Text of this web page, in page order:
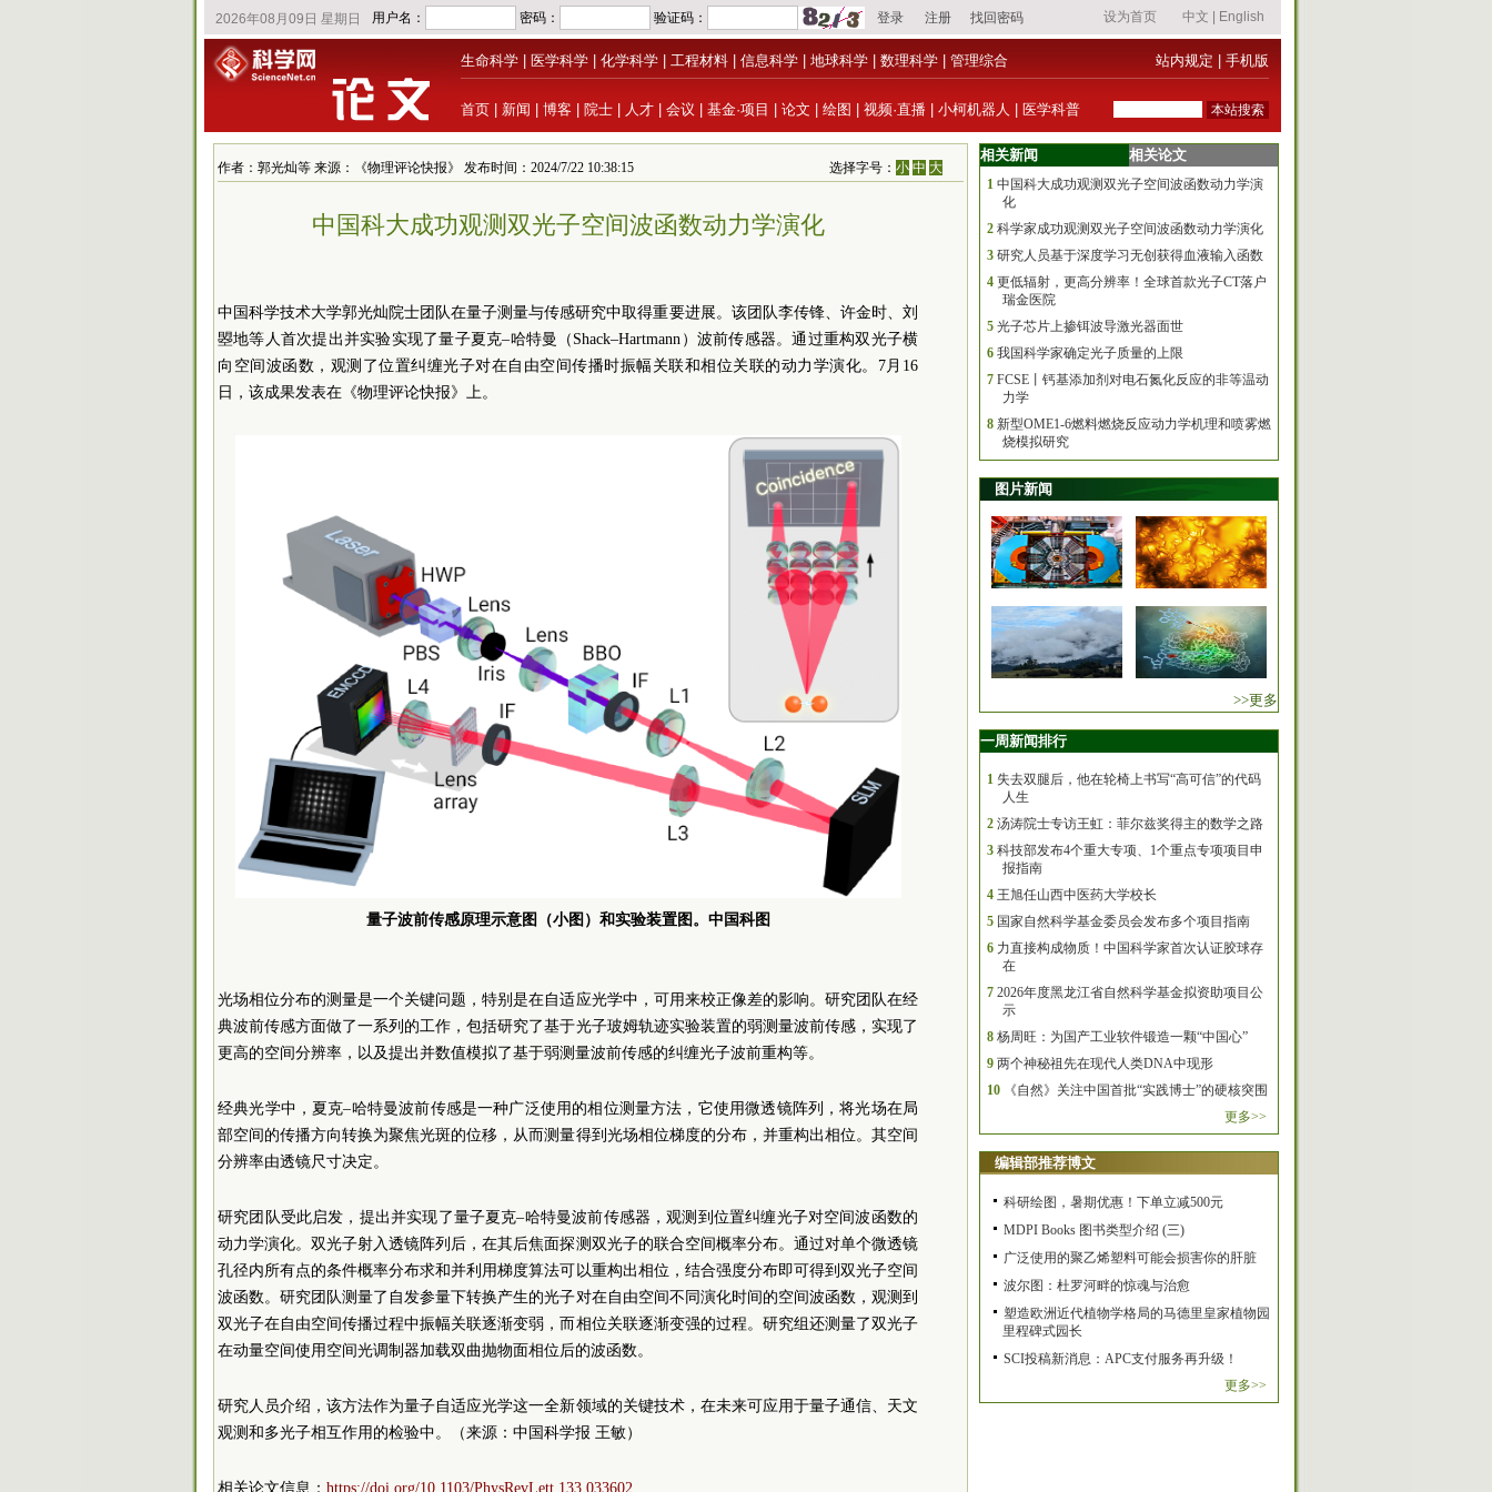
生命科学 医学科学 化学科学 工程材料 信息科学 地球科学 数理科学 管理综合 站内规定 手机版
首页 新闻 博客 院士 人才 会议 基金·项目 论文 绘图 视频·直播 小柯机器人 医学科普
作者：郭光灿等 来源：《物理评论快报》 发布时间：2024/7/22 10:38:15 选择字号：小 中 大
中国科大成功观测双光子空间波函数动力学演化
中国科学技术大学郭光灿 院士团队在量子测量与传感研究中取得重要进展。该团队李传锋、许金时、刘
曌地等人首次提出并实验实现了量子夏克–哈特曼（Shack–Hartmann）波前传感器。通过重构双光子横
向空间波函数，观测了位置纠缠光子对在自由空间传播时振幅关联和相位关联的动力学演化。7月16
日，该成果发表在《物理评论快报》上。
量子波前传感原理示意图（小图）和实验装置图。中国科图
光场相位分布的测量是一个关键问题，特别是在自适应光学中，可用来校正像差的影响。研究团队在经
典波前传感方面做了一系列的工作，包括研究了基于光子玻姆轨迹实验装置的弱测量波前传感，实现了
更高的空间分辨率，以及提出并数值模拟了基于弱测量波前传感的纠缠光子波前重构等。
经典光学中，夏克–哈特曼波前传感是一种广泛使用的相位测量方法，它使用微透镜阵列，将光场在局
部空间的传播方向转换为聚焦光斑的位移，从而测量得到光场相位梯度的分布，并重构出相位。其空间
分辨率由透镜尺寸决定。
研究团队受此启发，提出并实现了量子夏克–哈特曼波前传感器，观测到位置纠缠光子对空间波函数的
动力学演化。双光子射入透镜阵列后，在其后焦面探测双光子的联合空间概率分布。通过对单个微透镜
孔径内所有点的条件概率分布求和并利用梯度算法可以重构出相位，结合强度分布即可得到双光子空间
波函数。研究团队测量了自发参量下转换产生的光子对在自由空间不同演化时间的空间波函数，观测到
双光子在自由空间传播过程中振幅关联逐渐变弱，而相位关联逐渐变强的过程。研究组还测量了双光子
在动量空间使用空间光调制器加载双曲抛物面相位后的波函数。
研究人员介绍，该方法作为量子自适应光学这一全新领域的关键技术，在未来可应用于量子通信、天文
观测和多光子相互作用的检验中。（来源：中国科学报 王敏）
相关论文信息： https://doi.org/10.1103/PhysRevLett.133.033602
相关新闻 相关论文
1 中国科大成功观测双光子空间波函数动力学演
化
2 科学家成功观测双光子空间波函数动力学演化
3 研究人员基于深度学习无创获得血液输入函数
4 更低辐射，更高分辨率！全球首款光子CT落户
瑞金医院
5 光子芯片上掺铒波导激光器面世
6 我国科学家确定光子质量的上限
7 FCSE丨钙基添加剂对电石氮化反应的非等温动
力学
8 新型OME1-6燃料燃烧反应动力学机理和喷雾燃
烧模拟研究
图片新闻
>>更多
一周新闻排行
1 失去双腿后，他在轮椅上书写“高可信”的代码
人生
2 汤涛院士专访王虹：菲尔兹奖得主的数学之路
3 科技部发布4个重大专项、1个重点专项项目申
报指南
4 王旭任山西中医药大学校长
5 国家自然科学基金委员会发布多个项目指南
6 力直接构成物质！中国科学家首次认证胶球存
在
7 2026年度黑龙江省自然科学基金拟资助项目公
示
8 杨周旺：为国产工业软件锻造一颗“中国心”
9 两个神秘祖先在现代人类DNA中现形
10
《自然》关注中国首批“实践博士”的硬核突围
更多>>
编辑部推荐博文
科研绘图，暑期优惠！下单立减500元
MDPI Books 图书类型介绍 (三)
广泛使用的聚乙烯塑料可能会损害你的肝脏
波尔图：杜罗河畔的惊魂与治愈
塑造欧洲近代植物学格局的马德里皇家植物园
里程碑式园长
SCI投稿新消息：APC支付服务再升级！
更多>>